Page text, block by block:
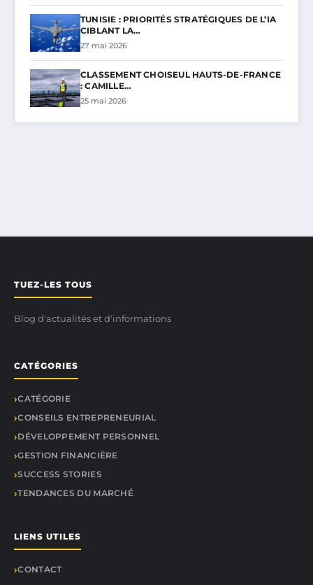
TUNISIE : PRIORITÉS STRATÉGIQUES DE L’IA
CIBLANT LA…
27 mai 2026
CLASSEMENT CHOISEUL HAUTS-DE-FRANCE
: CAMILLE…
25 mai 2026
TUEZ-LES TOUS
Blog d'actualités et d'informations
CATÉGORIES
CATÉGORIE
CONSEILS ENTREPRENEURIAL
DÉVELOPPEMENT PERSONNEL
GESTION FINANCIÈRE
SUCCESS STORIES
TENDANCES DU MARCHÉ
LIENS UTILES
CONTACT